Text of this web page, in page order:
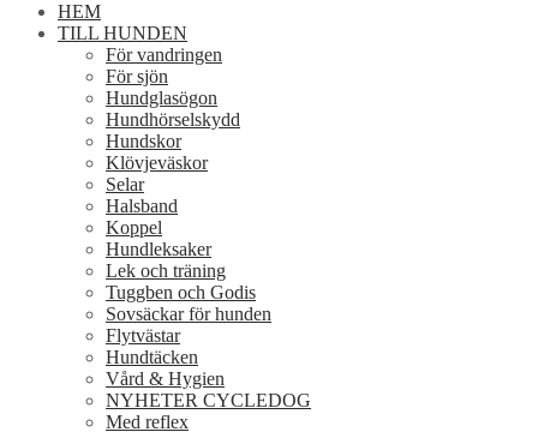
HEM
TILL HUNDEN
För vandringen
För sjön
Hundglasögon
Hundhörselskydd
Hundskor
Klövjeväskor
Selar
Halsband
Koppel
Hundleksaker
Lek och träning
Tuggben och Godis
Sovsäckar för hunden
Flytvästar
Hundtäcken
Vård & Hygien
NYHETER CYCLEDOG
Med reflex